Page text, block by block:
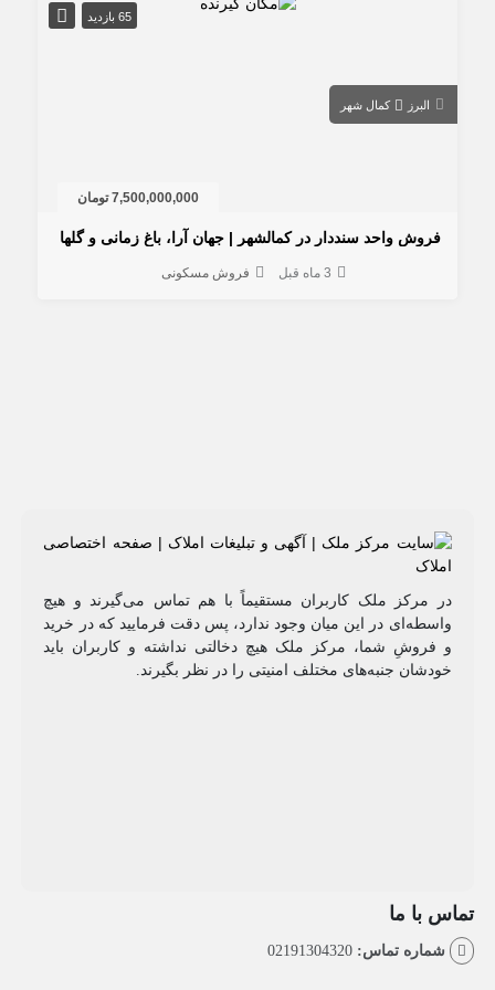
کمال شهر
7,500,000,000 تومان
واحد سنددار در کمالشهر | جهان آرا، باغ زمانی و گلها
فروش مسکونی
مرکز ملک کاربران مستقیماً با هم تماس می‌گیرند و هیچ
در این میان وجود ندارد، پس دقت فرمایید که در خرید
شما، مرکز ملک هیچ دخالتی نداشته و کاربران باید
جنبه‌های مختلف امنیتی را در نظر بگیرند.
ما
تماس: 02191304320